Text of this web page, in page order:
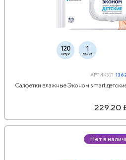
АРТИКУЛ:
Салфетки влажные Эконом smart
229.20
Нет в